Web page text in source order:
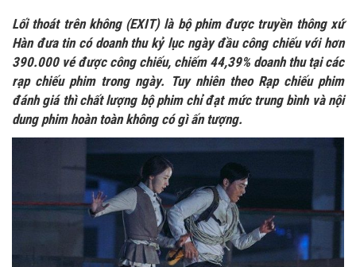
Lối thoát trên không (EXIT) là bộ phim được truyền thông xứ
Hàn đưa tin có doanh thu kỷ lục ngày đầu công chiếu với hơn
390.000 vé được công chiếu, chiếm 44,39% doanh thu tại các
rạp chiếu phim trong ngày. Tuy nhiên theo Rạp chiếu phim
đánh giá thì chất lượng bộ phim chỉ đạt mức trung bình và nội
dung phim hoàn toàn không có gì ấn tượng.